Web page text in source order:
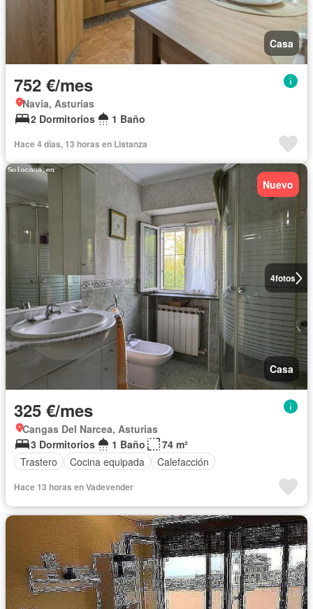
Casa
752 €/mes
Navia, Asturias
2 Dormitorios
1 Baño
Hace 4 días, 13 horas en Listanza
4fotos
Nuevo
Casa
325 €/mes
Cangas Del Narcea, Asturias
3 Dormitorios
1 Baño
74 m²
Trastero
Cocina equipada Calefacción
Hace 13 horas en Vadevender